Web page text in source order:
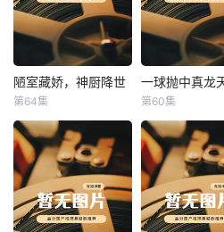
陋室藏娇，神厨降世
陋室藏娇，神厨降世
第64集
一球抛中真龙
第60集